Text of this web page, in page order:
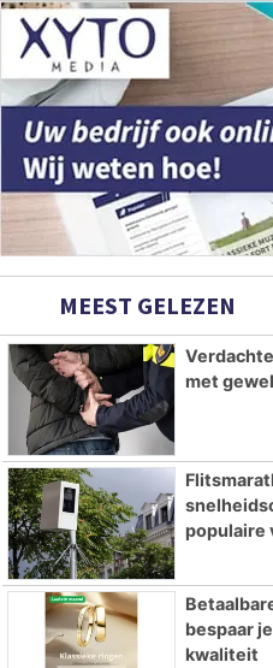
MEEST GELEZEN
met
populaire
bespaar
kwaliteit